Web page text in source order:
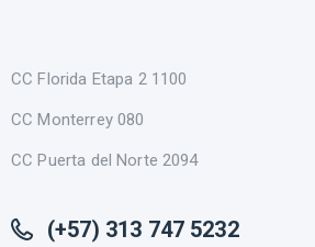
CC Florida Etapa 2 1100
CC Monterrey 080
CC Puerta del Norte 2094
(+57) 313 747 5232